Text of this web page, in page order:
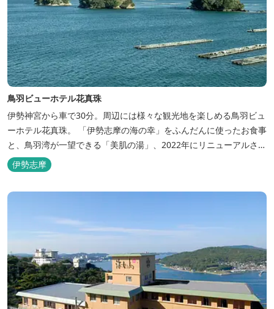
鳥羽ビューホテル花真珠
伊勢神宮から車で30分。周辺には様々な観光地を楽しめる鳥羽ビュ
ーホテル花真珠。 「伊勢志摩の海の幸」をふんだんに使ったお食事
と、鳥羽湾が一望できる「美肌の湯」、2022年にリニューアルされ
た客室で、五感から体と心を癒やします。 【お部屋】 近年リニュ
ーアルした過ごしやすいお部屋で、親子3世代で楽しめるお部屋に
なっております。 全室オーシャンビューで雄大な鳥羽湾を一望で
伊勢志摩